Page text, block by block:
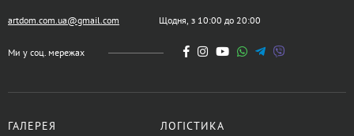
artdom.com.ua@gmail.com Щодня, з 10:00 до 20:00
Ми у соц. мережах
ГАЛЕРЕЯ ЛОГІСТИКА